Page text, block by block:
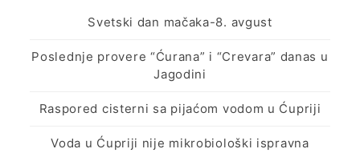
Svetski dan mačaka-8. avgust
Poslednje provere “Ćurana” i “Crevara” danas u
Jagodini
Raspored cisterni sa pijaćom vodom u Ćupriji
Voda u Ćupriji nije mikrobiološki ispravna